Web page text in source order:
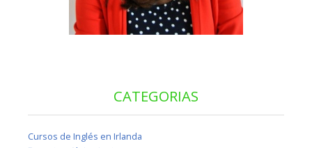
CATEGORIAS
Cursos de Inglés en Irlanda